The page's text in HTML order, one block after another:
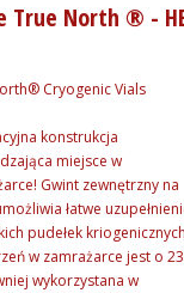
North ® -
Cryogenic Vials
konstrukcja
miejsce w
Gwint zewnętrzny na
łatwe
pudełek
w zamrażarce jest o
wykorzystana w